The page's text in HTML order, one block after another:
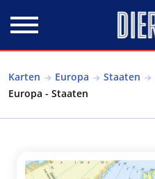
Karten Europa Staaten
Europa - Staaten